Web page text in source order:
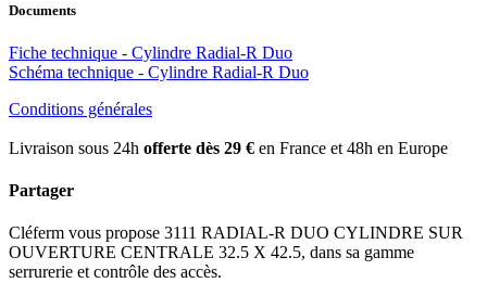
Documents
Fiche technique - Cylindre Radial-R Duo
Schéma technique - Cylindre Radial-R Duo
Conditions générales
Livraison sous 24h offerte dès 29 € en France et 48h en Europe
Partager
Cléferm vous propose 3111 RADIAL-R DUO CYLINDRE SUR
OUVERTURE CENTRALE 32.5 X 42.5, dans sa gamme
serrurerie et contrôle des accès.